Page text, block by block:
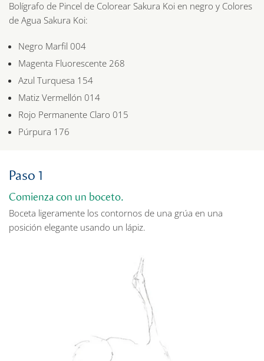
Bolígrafo de Pincel de Colorear Sakura Koi en negro y Colores
de Agua Sakura Koi:
Negro Marfil 004
Magenta Fluorescente 268
Azul Turquesa 154
Matiz Vermellón 014
Rojo Permanente Claro 015
Púrpura 176
Paso 1
Comienza con un boceto.
Boceta ligeramente los contornos de una grúa en una
posición elegante usando un lápiz.